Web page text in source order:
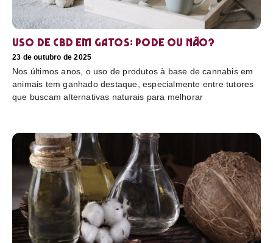
Uso de CBD em gatos: pode ou não?
23 de outubro de 2025
Nos últimos anos, o uso de produtos à base de cannabis em
animais tem ganhado destaque, especialmente entre tutores
que buscam alternativas naturais para melhorar